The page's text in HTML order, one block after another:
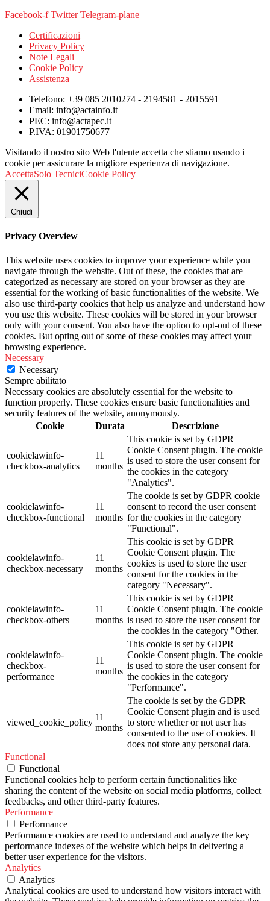
Facebook-f Twitter Telegram-plane
Certificazioni
Privacy Policy
Note Legali
Cookie Policy
Assistenza
Telefono: +39 085 2010274 - 2194581 - 2015591
Email: info@actainfo.it
PEC: info@actapec.it
P.IVA: 01901750677
Visitando il nostro sito Web l'utente accetta che stiamo usando i
cookie per assicurare la migliore esperienza di navigazione.
AccettaSolo TecniciCookie Policy
Chiudi
Privacy Overview
This website uses cookies to improve your experience while you
navigate through the website. Out of these, the cookies that are
categorized as necessary are stored on your browser as they are
essential for the working of basic functionalities of the website. We
also use third-party cookies that help us analyze and understand how
you use this website. These cookies will be stored in your browser
only with your consent. You also have the option to opt-out of these
cookies. But opting out of some of these cookies may affect your
browsing experience.
Necessary
Necessary
Sempre abilitato
Necessary cookies are absolutely essential for the website to
function properly. These cookies ensure basic functionalities and
security features of the website, anonymously.
Cookie
Durata Descrizione
cookielawinfo-
checkbox-analytics
11
months
This cookie is set by GDPR
Cookie Consent plugin. The cookie
is used to store the user consent for
the cookies in the category
"Analytics".
cookielawinfo-
checkbox-functional
11
months
The cookie is set by GDPR cookie
consent to record the user consent
for the cookies in the category
"Functional".
cookielawinfo-
checkbox-necessary
11
months
This cookie is set by GDPR
Cookie Consent plugin. The
cookies is used to store the user
consent for the cookies in the
category "Necessary".
cookielawinfo-
checkbox-others
11
months
This cookie is set by GDPR
Cookie Consent plugin. The cookie
is used to store the user consent for
the cookies in the category "Other.
cookielawinfo-
checkbox-
performance
11
months
This cookie is set by GDPR
Cookie Consent plugin. The cookie
is used to store the user consent for
the cookies in the category
"Performance".
viewed_cookie_policy
11
months
The cookie is set by the GDPR
Cookie Consent plugin and is used
to store whether or not user has
consented to the use of cookies. It
does not store any personal data.
Functional
Functional
Functional cookies help to perform certain functionalities like
sharing the content of the website on social media platforms, collect
feedbacks, and other third-party features.
Performance
Performance
Performance cookies are used to understand and analyze the key
performance indexes of the website which helps in delivering a
better user experience for the visitors.
Analytics
Analytics
Analytical cookies are used to understand how visitors interact with